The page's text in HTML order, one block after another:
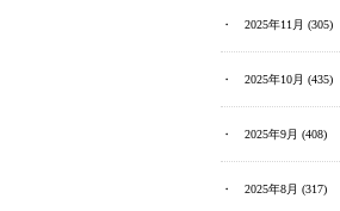
2025年11月 (305)
2025年10月 (435)
2025年9月 (408)
2025年8月 (317)